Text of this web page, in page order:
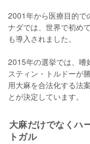
2001年から医療目的で
ナダでは、世界で初め
も導入されました。
2015年の選挙では、嗜
スティン・トルドーが
用大麻を合法化する法
とが決定しています。
大麻だけでなくハ
トガル